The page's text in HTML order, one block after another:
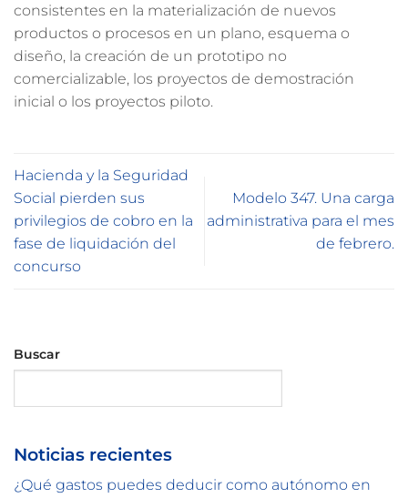
consistentes en la materialización de nuevos
productos o procesos en un plano, esquema o
diseño, la creación de un prototipo no
comercializable, los proyectos de demostración
inicial o los proyectos piloto.
Hacienda y la Seguridad
Social pierden sus
privilegios de cobro en la
fase de liquidación del
concurso
Modelo 347. Una carga
administrativa para el mes
de febrero.
Buscar
Noticias recientes
¿Qué gastos puedes deducir como autónomo en